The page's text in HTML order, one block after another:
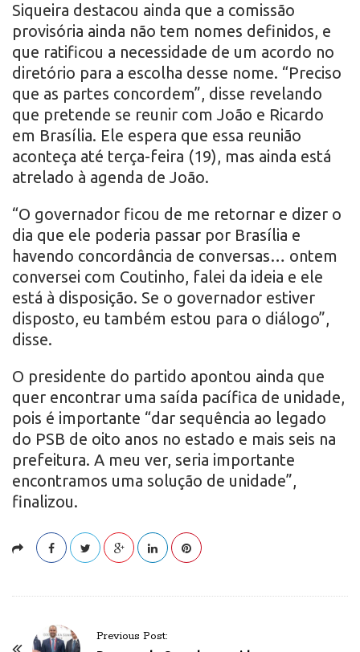
Siqueira destacou ainda que a comissão
provisória ainda não tem nomes definidos, e
que ratificou a necessidade de um acordo no
diretório para a escolha desse nome. “Preciso
que as partes concordem”, disse revelando
que pretende se reunir com João e Ricardo
em Brasília. Ele espera que essa reunião
aconteça até terça-feira (19), mas ainda está
atrelado à agenda de João.
“O governador ficou de me retornar e dizer o
dia que ele poderia passar por Brasília e
havendo concordância de conversas… ontem
conversei com Coutinho, falei da ideia e ele
está à disposição. Se o governador estiver
disposto, eu também estou para o diálogo”,
disse.
O presidente do partido apontou ainda que
quer encontrar uma saída pacífica de unidade,
pois é importante “dar sequência ao legado
do PSB de oito anos no estado e mais seis na
prefeitura. A meu ver, seria importante
encontramos uma solução de unidade”,
finalizou.
Previous Post: